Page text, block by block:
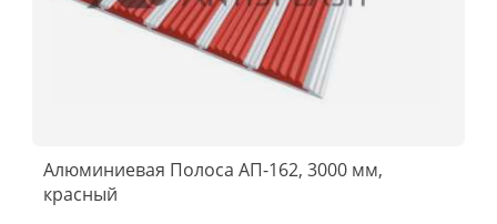
Алюминиевая Полоса АП-162, 3000 мм,
красный